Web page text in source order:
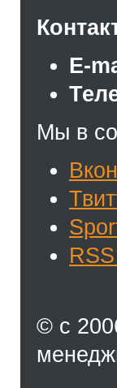
E-
Мы в
© с